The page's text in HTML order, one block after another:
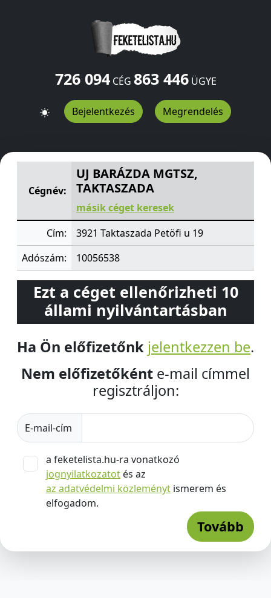
726 094CÉG 863 446ÜGYE
Bejelentkezés Megrendelés
UJ BARÁZDA MGTSZ, TAKTASZADAPetöfi u 19
Cégnév:
UJ BARÁZDA MGTSZ,
TAKTASZADA
másik céget keresek
Cím:
3921 Taktaszada Petöfi u 19
Adószám:
10056538
Ezt a céget ellenőrizheti 10
állami nyilvántartásban
Ha Ön előfizetőnk jelentkezzen be.
Nem előfizetőként e-mail címmel
regisztráljon:
E-mail-cím
a feketelista.hu-ra vonatkozó
jognyilatkozatot és az
az adatvédelmi közleményt ismerem és
elfogadom.
Tovább